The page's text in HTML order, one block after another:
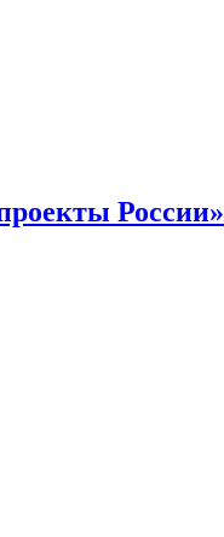
России»